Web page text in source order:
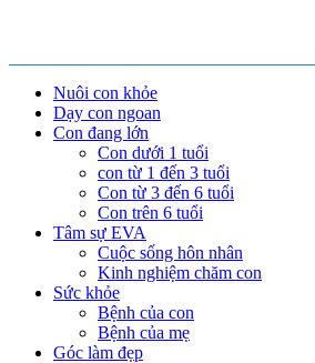
Nuôi con khỏe
Dạy con ngoan
Con đang lớn
Con dưới 1 tuổi
con từ 1 đến 3 tuổi
Con từ 3 đến 6 tuổi
Con trên 6 tuổi
Tâm sự EVA
Cuộc sống hôn nhân
Kinh nghiệm chăm con
Sức khỏe
Bệnh của con
Bệnh của mẹ
Góc làm đẹp